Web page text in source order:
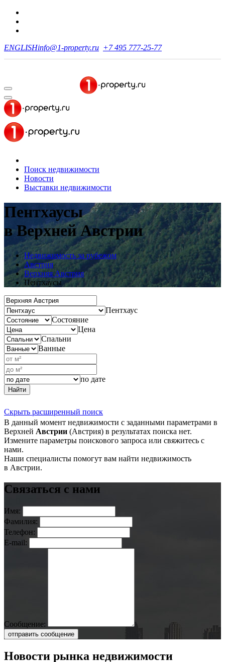
ENGLISHinfo@1-property.ru +7 495 777-25-77
Поиск недвижимости
Новости
Выставки недвижимости
Пентхаусы
в Верхней Австрии
Недвижимость за рубежом
Австрия
Верхняя Австрия
Пентхаусы
Пентхаус
Состояние
Цена
Спальни
Ванные
по дате
Найти
Скрыть расширенный поиск
В данный момент недвижимости с заданными параметрами в
Верхней Австрии (Австрия) в результатах поиска нет.
Измените параметры поискового запроса или свяжитесь с
нами.
Наши специалисты помогут вам найти недвижимость
в Австрии.
Связаться с нами
Имя:
Фамилия:
Телефон:
E-mail:
Сообщение:
отправить сообщение
Новости рынка недвижимости